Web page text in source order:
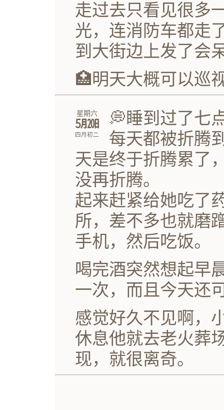
走过去只看见很多
光，连消防车都走
到大街边上发了会
🏥明天大概可以巡
星期六
㋄㏳
四月初二
💭睡到过了七
每天都被折腾
天是终于折腾累了
没再折腾。
起来赶紧给她吃了
所，差不多也就磨
手机，然后吃饭。
喝完酒突然想起早
一次，而且今天还
感觉好久不见啊，
休息他就去老火葬
现，就很离奇。